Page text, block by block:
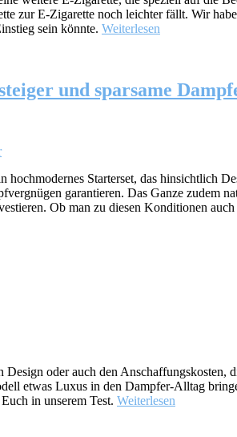
zur E-Zigarette noch leichter fällt. Wir
sein könnte. Weiterlesen
und sparsame
Starterset, das hinsichtlich
garantieren. Das Ganze zudem
Ob man zu diesen Konditionen
oder auch den
etwas Luxus in den Dampfer-Alltag
in unserem Test. Weiterlesen